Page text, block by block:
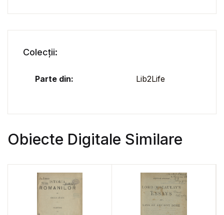
Colecții:
Parte din: Lib2Life
Obiecte Digitale Similare